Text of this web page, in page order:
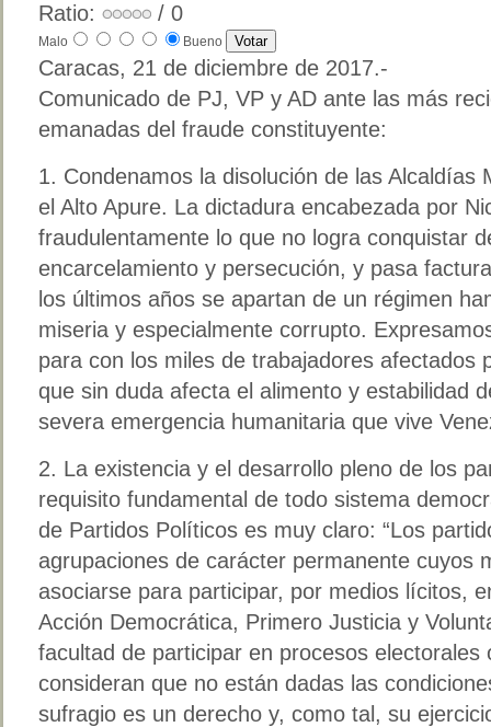
Ratio: / 0
Malo Bueno
Caracas, 21 de diciembre de 2017.-
Comunicado de PJ, VP y AD ante las más
emanadas del fraude constituyente:
1. Condenamos la disolución de las Alcaldías
el Alto Apure. La dictadura encabezada por
fraudulentamente lo que no logra conquistar
encarcelamiento y persecución, y pasa
los últimos años se apartan de un régimen
miseria y especialmente corrupto.
para con los miles de trabajadores afectados
que sin duda afecta el alimento y estabilidad
severa emergencia humanitaria que vive
2. La existencia y el desarrollo pleno de los
requisito fundamental de todo sistema
de Partidos Políticos es muy claro: “Los
agrupaciones de carácter permanente cuyos
asociarse para participar, por medios lícitos,
Acción Democrática, Primero Justicia y
facultad de participar en procesos
consideran que no están dadas las
sufragio es un derecho y, como tal, su